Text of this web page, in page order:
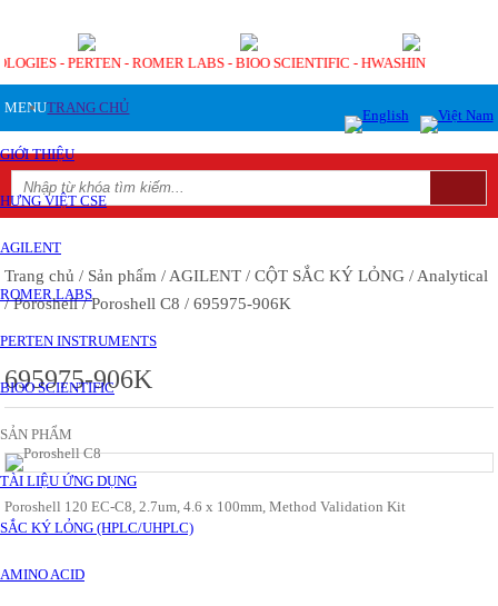
- PERTEN - ROMER LABS - BIOO SCIENTIFIC - HWASHIN
MENUTRANG CHỦ
GIỚI THIỆU
HƯNG VIỆT CSE
AGILENT
ROMER LABS
PERTEN INSTRUMENTS
BIOO SCIENTIFIC
SẢN PHẨM
TÀI LIỆU ỨNG DỤNG
SẮC KÝ LỎNG (HPLC/UHPLC)
AMINO ACID
Trang chủ / Sản phẩm / AGILENT / CỘT SẮC KÝ LỎNG / Analytical
/ Poroshell/ Poroshell C8 / 695975-906K
695975-906K
Poroshell 120 EC-C8, 2.7um, 4.6 x 100mm, Method Validation Kit